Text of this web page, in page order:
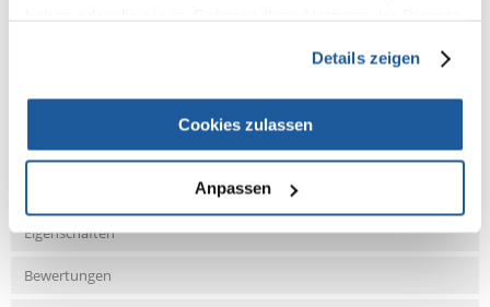
Details zeigen
Cookies zulassen
Anpassen
NEUE NACHRICHT
Fragen und Antworten (FAQ)
Eigenschaften
Bewertungen